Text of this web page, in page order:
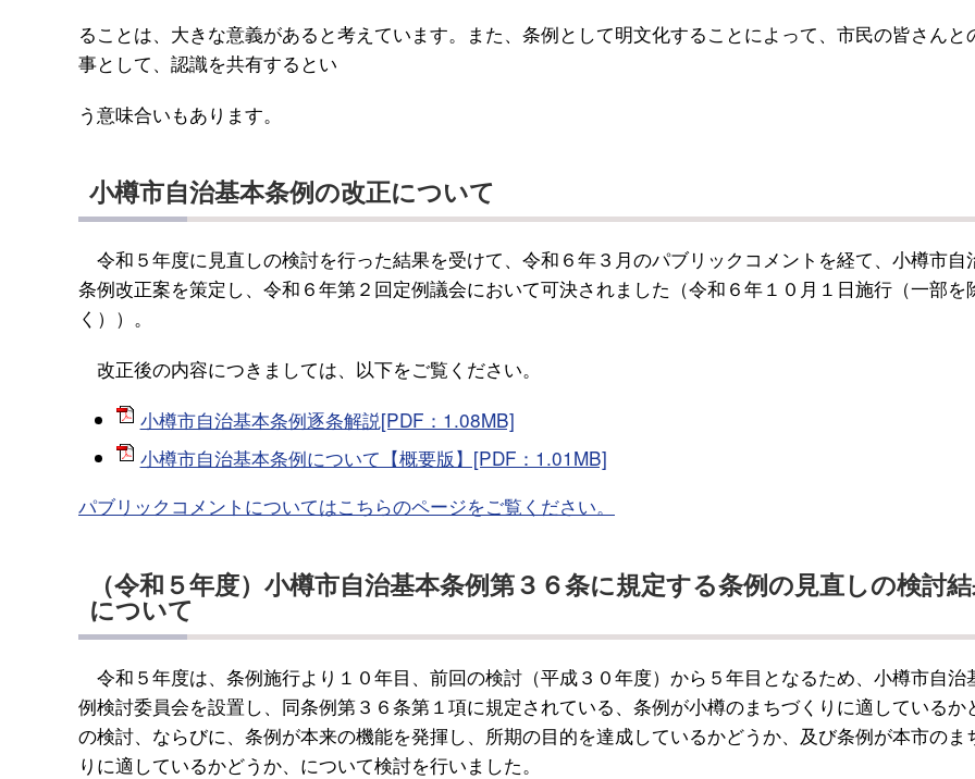
ることは、大きな意義があると考えています。また、条例として明文化することによって、市民の皆さんと
事として、認識を共有するとい
う意味合いもあります。
小樽市自治基本条例の改正について
令和５年度に見直しの検討を行った結果を受けて、令和６年３月のパブリックコメントを経て、小樽市自
条例改正案を策定し、令和６年第２回定例議会において可決されました（令和６年１０月１日施行（一部を
く））。
改正後の内容につきましては、以下をご覧ください。
小樽市自治基本条例逐条解説[PDF：1.08MB]
小樽市自治基本条例について【概要版】[PDF：1.01MB]
パブリックコメントについてはこちらのページをご覧ください。
（令和５年度）小樽市自治基本条例第３６条に規定する条例の見直しの検討
について
令和５年度は、条例施行より１０年目、前回の検討（平成３０年度）から５年目となるため、小樽市自治
例検討委員会を設置し、同条例第３６条第１項に規定されている、条例が小樽のまちづくりに適しているか
の検討、ならびに、条例が本来の機能を発揮し、所期の目的を達成しているかどうか、及び条例が本市のま
りに適しているかどうか、について検討を行いました。